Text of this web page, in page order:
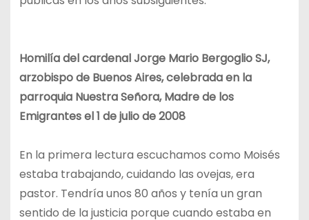
Homilía del cardenal Jorge Mario Bergoglio SJ,
arzobispo de Buenos Aires, celebrada en la
parroquia Nuestra Señora, Madre de los
Emigrantes el 1 de julio de 2008
En la primera lectura escuchamos como Moisés
estaba trabajando, cuidando las ovejas, era
pastor. Tendría unos 80 años y tenía un gran
sentido de la justicia porque cuando estaba en